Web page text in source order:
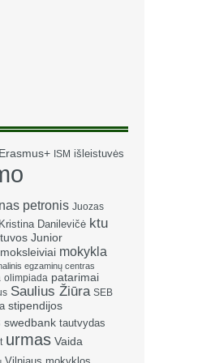
Erasmus+ ISM išleistuvės
petronis Juozas
Kristina Danilevičė ktu
Junior
moksleiviai mokykla
egzaminų centras
olimpiada patarimai
Saulius Žiūra SEB
stipendijos
swedbank tautvydas
urmas Vaida